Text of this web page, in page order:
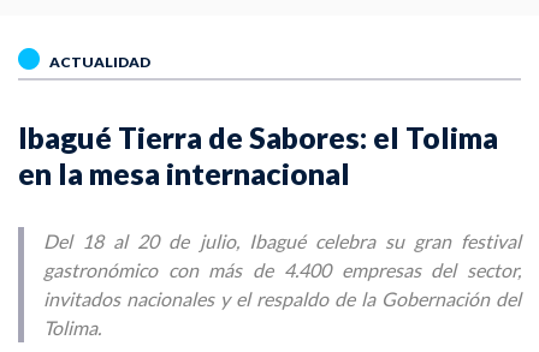
ACTUALIDAD
Ibagué Tierra de Sabores: el Tolima
en la mesa internacional
Del 18 al 20 de julio, Ibagué celebra su gran festival
gastronómico con más de 4.400 empresas del sector,
invitados nacionales y el respaldo de la Gobernación del
Tolima.